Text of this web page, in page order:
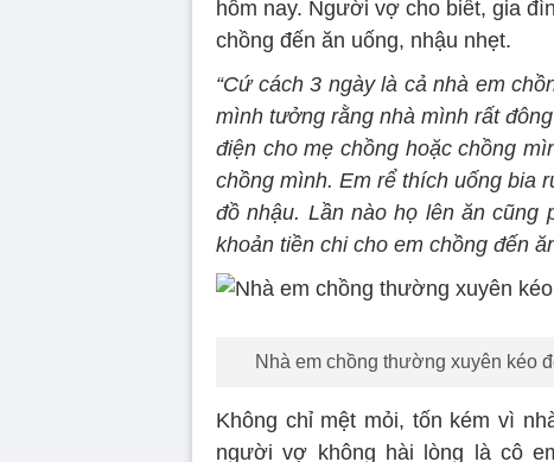
hôm nay. Người vợ cho biết, gia
chồng đến ăn uống, nhậu nhẹt.
“Cứ cách 3 ngày là cả nhà em
mình tưởng rằng nhà mình rất
điện cho mẹ chồng hoặc chồng
chồng mình. Em rể thích uống bia
đồ nhậu. Lần nào họ lên ăn cũng
khoản tiền chi cho em chồng đến
Nhà em chồng thường xuyên kéo
Không chỉ mệt mỏi, tốn kém vì
người vợ không hài lòng là cô